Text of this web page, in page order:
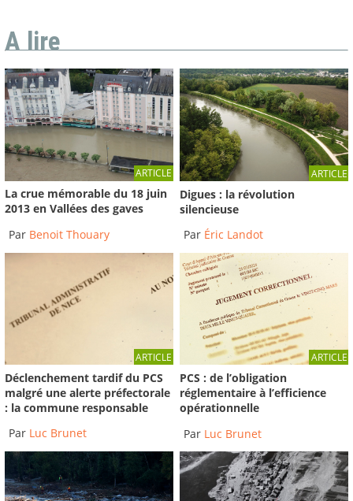
A lire
ARTICLE
La crue mémorable du 18 juin
2013 en Vallées des gaves
Par Benoit Thouary
ARTICLE
Digues : la révolution
silencieuse
Par Éric Landot
ARTICLE
Déclenchement tardif du PCS
malgré une alerte préfectorale
: la commune responsable
Par Luc Brunet
ARTICLE
PCS : de l’obligation
réglementaire à l’efficience
opérationnelle
Par Luc Brunet